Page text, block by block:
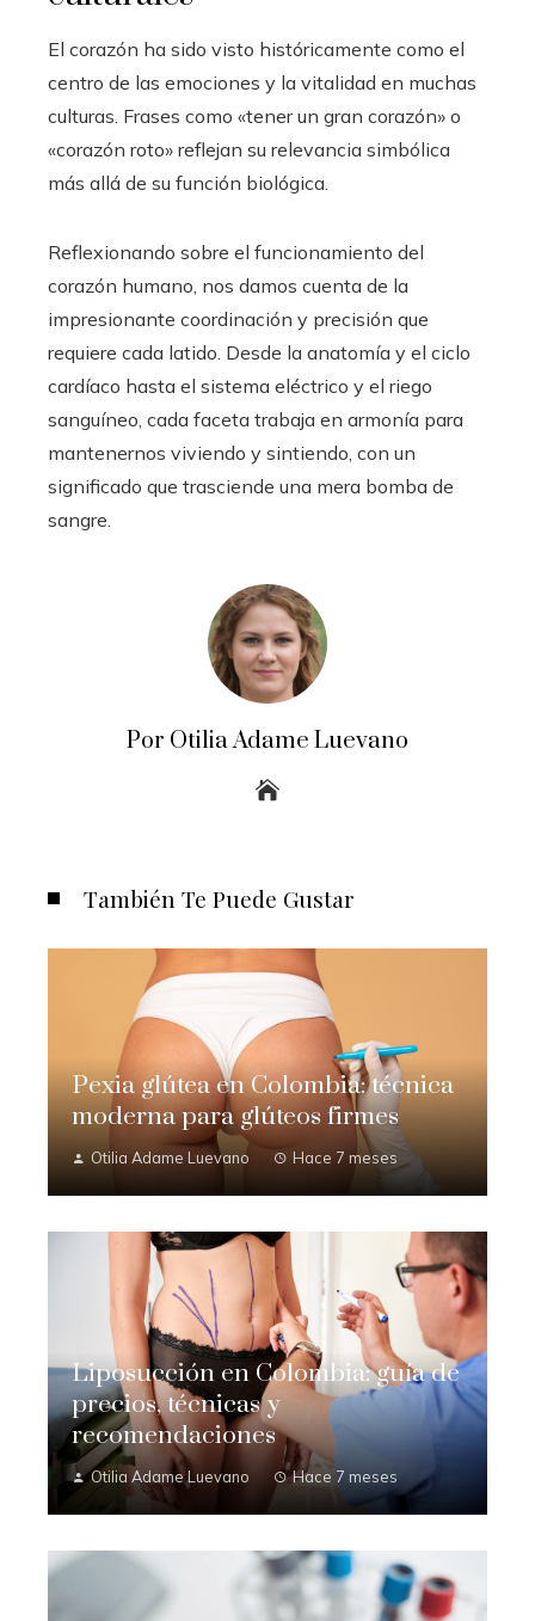
El corazón ha sido visto históricamente como el
centro de las emociones y la vitalidad en muchas
culturas. Frases como «tener un gran corazón» o
«corazón roto» reflejan su relevancia simbólica
más allá de su función biológica.
Reflexionando sobre el funcionamiento del
corazón humano, nos damos cuenta de la
impresionante coordinación y precisión que
requiere cada latido. Desde la anatomía y el ciclo
cardíaco hasta el sistema eléctrico y el riego
sanguíneo, cada faceta trabaja en armonía para
mantenernos viviendo y sintiendo, con un
significado que trasciende una mera bomba de
sangre.
Por Otilia Adame Luevano
También Te Puede Gustar
Pexia glútea en Colombia: técnica
moderna para glúteos firmes
Otilia Adame Luevano Hace 7 meses
Liposucción en Colombia: guía de
precios, técnicas y
recomendaciones
Otilia Adame Luevano Hace 7 meses